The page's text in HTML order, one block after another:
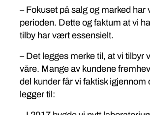
– Fokuset på salg og marked
perioden. Dette og faktum at vi
tilby har vært essensielt.
– Det legges merke til, at vi tilbyr
våre. Mange av kundene
del kunder får vi faktisk
legger til: